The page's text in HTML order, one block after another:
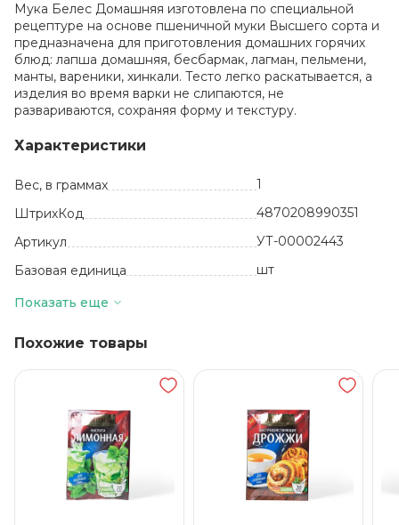
Мука Белес Домашняя изготовлена по специальной
рецептуре на основе пшеничной муки Высшего сорта и
предназначена для приготовления домашних горячих
блюд: лапша домашняя, бесбармак, лагман, пельмени,
манты, вареники, хинкали. Тесто легко раскатывается, а
изделия во время варки не слипаются, не
развариваются, сохраняя форму и текстуру.
Характеристики
Вес, в граммах
1
ШтрихКод
4870208990351
Артикул
УТ-00002443
Базовая единица
шт
Производитель
Состав
Температура хранения
ТОО "Белес-Агро"
Сорт муки
Высший сорт
Вид упаковки
Бумажный пакет
Показать еще
Похожие товары